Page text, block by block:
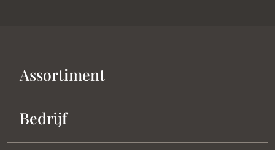
Assortiment
Bedrijf